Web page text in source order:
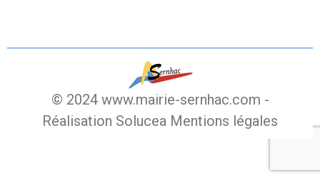
© 2024 www.mairie-sernhac.com -
Réalisation Solucea Mentions légales